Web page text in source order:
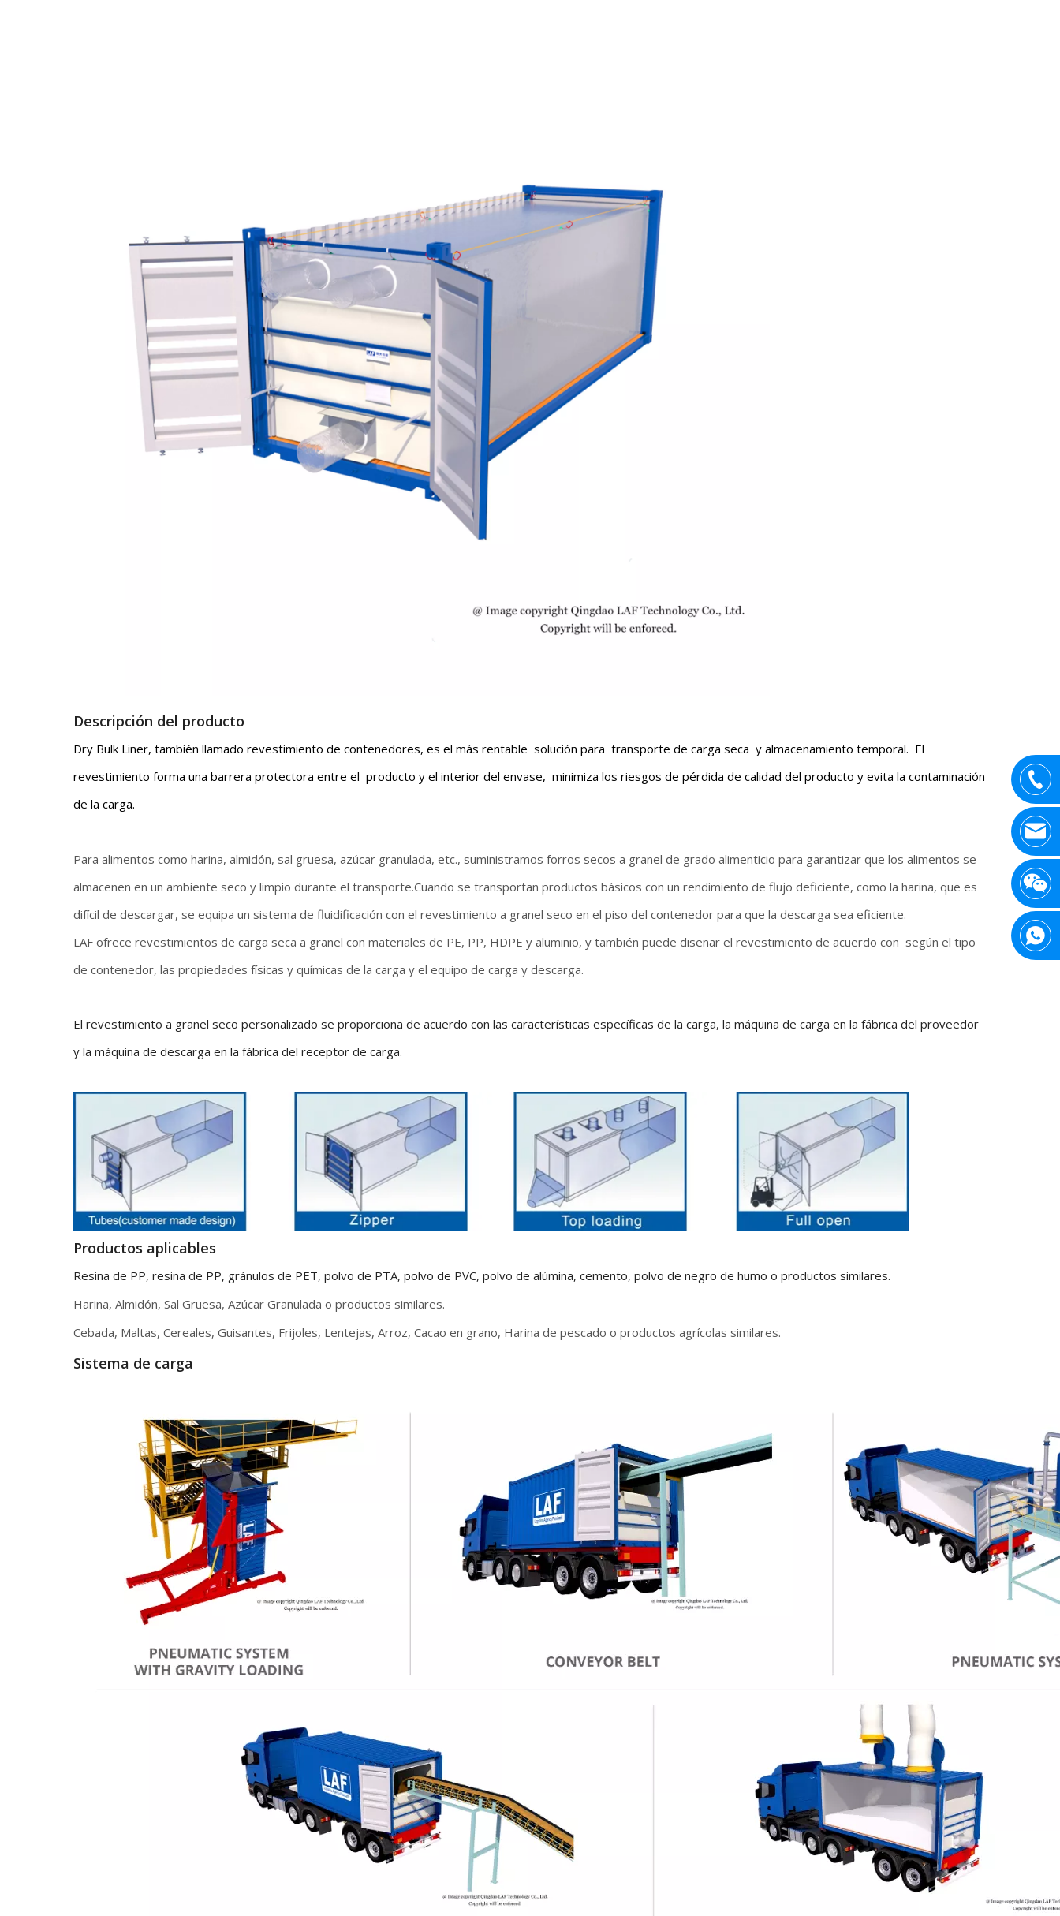
Descripción del producto
Dry Bulk Liner, también llamado revestimiento de contenedores, es el más rentable solución para transporte de carga seca y almacenamiento temporal. El
revestimiento forma una barrera protectora entre el producto y el interior del envase, minimiza los riesgos de pérdida de calidad del producto y evita la contaminación
de la carga.
Para alimentos como harina, almidón, sal gruesa, azúcar granulada, etc., suministramos forros secos a granel de grado alimenticio para garantizar que los alimentos se
almacenen en un ambiente seco y limpio durante el transporte.Cuando se transportan productos básicos con un rendimiento de flujo deficiente, como la harina, que es
difícil de descargar, se equipa un sistema de fluidificación con el revestimiento a granel seco en el piso del contenedor para que la descarga sea eficiente.
LAF ofrece revestimientos de carga seca a granel con materiales de PE, PP, HDPE y aluminio, y también puede diseñar el revestimiento de acuerdo con según el tipo
de contenedor, las propiedades físicas y químicas de la carga y el equipo de carga y descarga.
El revestimiento a granel seco personalizado se proporciona de acuerdo con las características específicas de la carga, la máquina de carga en la fábrica del proveedor
y la máquina de descarga en la fábrica del receptor de carga.
Productos aplicables
Resina de PP, resina de PP, gránulos de PET, polvo de PTA, polvo de PVC, polvo de alúmina, cemento, polvo de negro de humo o productos similares.
Harina, Almidón, Sal Gruesa, Azúcar Granulada o productos similares.
Cebada, Maltas, Cereales, Guisantes, Frijoles, Lentejas, Arroz, Cacao en grano, Harina de pescado o productos agrícolas similares.
Sistema de carga